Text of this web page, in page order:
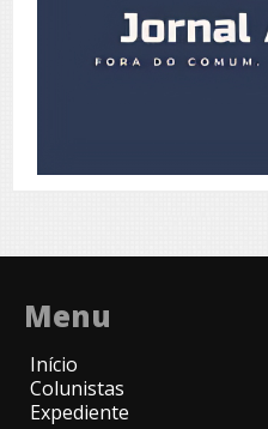
Menu
Início
Colunistas
Expediente